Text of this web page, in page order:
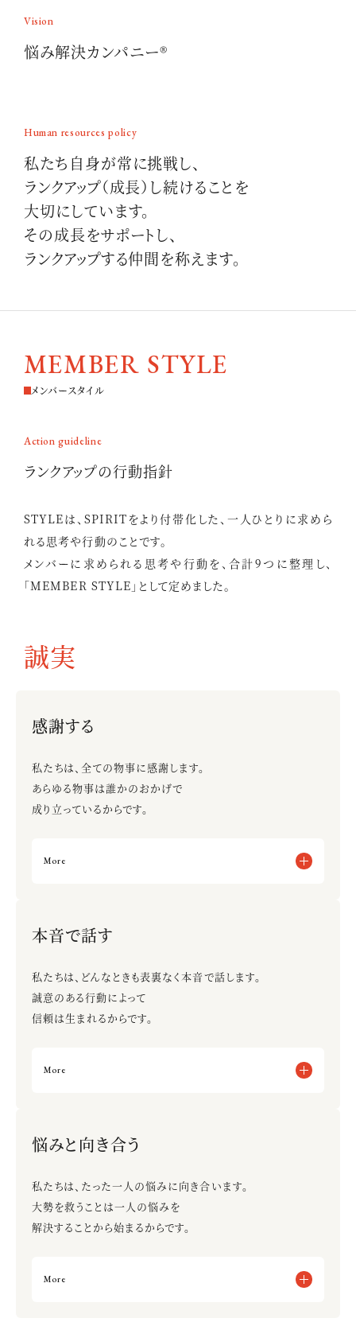
Vision
悩み解決カンパニー®
Human resources policy
私たち自身が常に挑戦し、
ランクアップ（成長）し続けることを
大切にしています。
その成長をサポートし、
ランクアップする仲間を称えます。
MEMBER STYLE
メンバースタイル
Action guideline
ランクアップの行動指針
STYLEは、SPIRITをより付帯化した、一人ひとりに求めら
れる思考や行動のことです。
メンバーに求められる思考や行動を、合計9つに整理し、
「MEMBER STYLE」として定めました。
誠実
感謝する
私たちは、全ての物事に感謝します。
あらゆる物事は誰かのおかげで
成り立っているからです。
More
自分のことだけを考えて行動する
本音で話す
私たちは、どんなときも表裏なく本音で話します。
誠意のある行動によって
信頼は生まれるからです。
More
表裏がある
相手の背景を理解せずに指導をする
悩みと向き合う
私たちは、たった一人の悩みに向き合います。
大勢を救うことは一人の悩みを
解決することから始まるからです。
More